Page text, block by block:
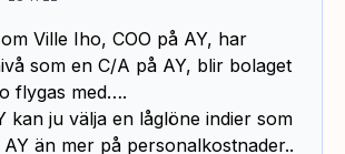
Ville Iho, COO på AY, har
som en C/A på AY, blir bolaget
flygas med….
kan ju välja en låglöne indier som
AY än mer på personalkostnader..